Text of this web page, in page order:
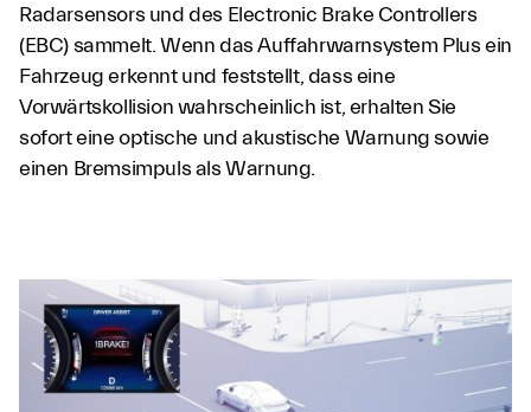
Radarsensors und des Electronic Brake Controllers
(EBC) sammelt. Wenn das Auffahrwarnsystem Plus ein
Fahrzeug erkennt und feststellt, dass eine
Vorwärtskollision wahrscheinlich ist, erhalten Sie
sofort eine optische und akustische Warnung sowie
einen Bremsimpuls als Warnung.